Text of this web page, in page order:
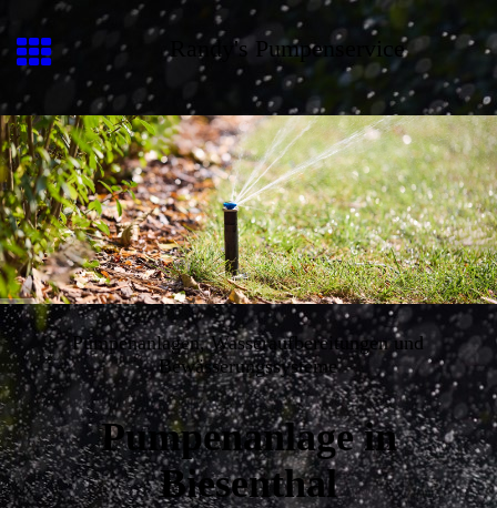
Randy's Pumpenservice
Pumpenanlagen, Wasseraufbereitungen und
Bewässerungssysteme
Pumpenanlage in
Biesenthal